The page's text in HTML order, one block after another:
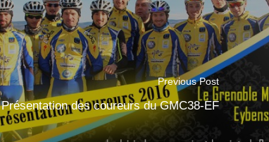
Previous Post
Présentation des coureurs du GMC38-EF